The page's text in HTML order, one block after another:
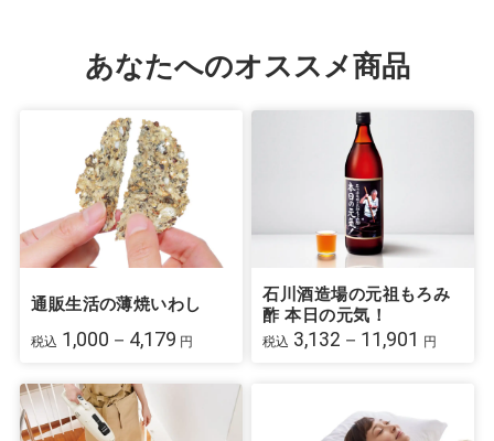
あなたへのオススメ商品
通販生活の薄焼いわし
税込 1,000－4,179 円
石川酒造場の元祖もろみ
酢 本日の元気！
税込 3,132－11,901 円